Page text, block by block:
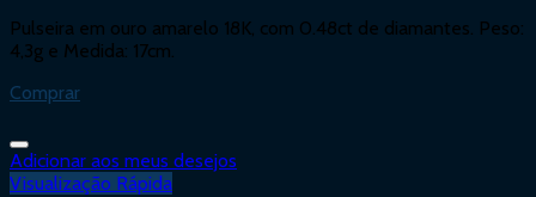
Pulseira em ouro amarelo 18K, com 0.48ct de diamantes. Peso:
4,3g e Medida: 17cm.
Comprar
Adicionar aos meus desejos
Visualização Rápida